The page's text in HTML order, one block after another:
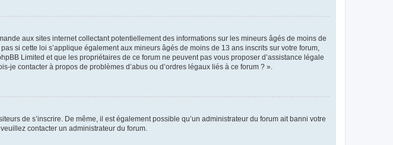
aux sites internet collectant potentiellement des informations sur les mineurs âgés de moins de
si cette loi s’applique également aux mineurs âgés de moins de 13 ans inscrits sur votre forum,
Limited et que les propriétaires de ce forum ne peuvent pas vous proposer d’assistance légale
je contacter à propos de problèmes d’abus ou d’ordres légaux liés à ce forum ? ».
de s’inscrire. De même, il est également possible qu’un administrateur du forum ait banni votre
contacter un administrateur du forum.